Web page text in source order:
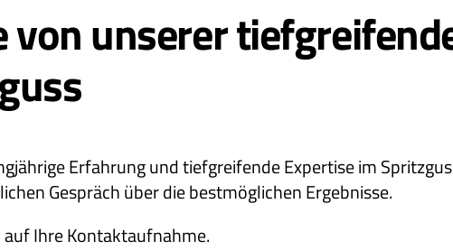
von unserer
Erfahrung und tiefgreifende Expertise im
Gespräch über die bestmöglichen Ergebnisse.
Ihre Kontaktaufnahme.